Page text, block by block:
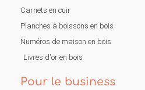
Carnets en cuir
Planches à boissons en bois
Numéros de maison en bois
Livres d'or en bois
Pour le business